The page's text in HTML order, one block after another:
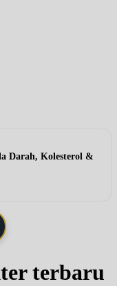
Darah, Kolesterol &
terbaru